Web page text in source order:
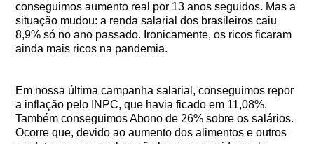
conseguimos aumento real por 13 anos seguidos. Mas a
situação mudou: a renda salarial dos brasileiros caiu
8,9% só no ano passado. Ironicamente, os ricos ficaram
ainda mais ricos na pandemia.
Em nossa última campanha salarial, conseguimos repor
a inflação pelo INPC, que havia ficado em 11,08%.
Também conseguimos Abono de 26% sobre os salários.
Ocorre que, devido ao aumento dos alimentos e outros